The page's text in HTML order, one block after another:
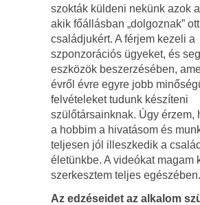
szokták küldeni nekünk azok
akik főállásban „dolgoznak”
családjukért. A férjem kezeli a
szponzorációs ügyeket, és
eszközök beszerzésében,
évről évre egyre jobb
felvételeket tudunk készíteni
szülőtársainknak. Úgy érzem,
a hobbim a hivatásom és
teljesen jól illeszkedik a
életünkbe. A videókat magam
szerkesztem teljes egészében.
Az edzéseidet az alkalom